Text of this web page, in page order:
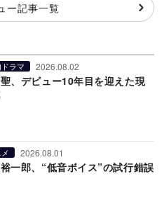
ー記事一覧
ラマ 2026.08.02
、デビュー10年目を迎えた現
2026.08.01
一郎、“低音ボイス”の試行錯誤